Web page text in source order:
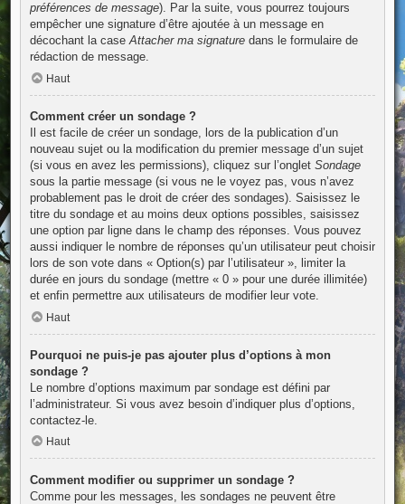
préférences de message). Par la suite, vous pourrez toujours
empêcher une signature d’être ajoutée à un message en
décochant la caseAttacher ma signaturedans le formulaire de
rédaction de message.
Haut
Comment créer un sondage ?
Il est facile de créer un sondage, lors de la publication d’un
nouveau sujet ou la modification du premier message d’un sujet
(si vous en avez les permissions), cliquez sur l’onglet Sondage
sous la partie message (si vous ne le voyez pas, vous n’avez
probablement pas le droit de créer des sondages). Saisissez le
titre du sondage et au moins deux options possibles, saisissez
une option par ligne dans le champ des réponses. Vous pouvez
aussi indiquer le nombre de réponses qu’un utilisateur peut choisir
lors de son vote dans « Option(s) par l’utilisateur », limiter la
durée en jours du sondage (mettre « 0 » pour une durée illimitée)
et enfin permettre aux utilisateurs de modifier leur vote.
Haut
Pourquoi ne puis-je pas ajouter plus d’options à mon
sondage ?
Le nombre d’options maximum par sondage est défini par
l’administrateur. Si vous avez besoin d’indiquer plus d’options,
contactez-le.
Haut
Comment modifier ou supprimer un sondage ?
Comme pour les messages, les sondages ne peuvent être